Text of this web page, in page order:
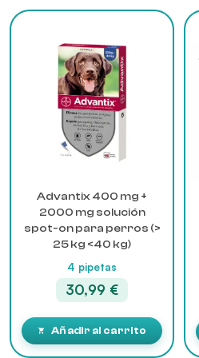
Advantix 400 mg +
2000 mg solución
spot-on para perros (>
25 kg <40 kg)
4 pipetas
30,99 €
Añadir al carrito